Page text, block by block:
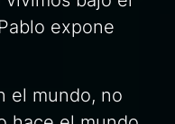
expone
el mundo, no